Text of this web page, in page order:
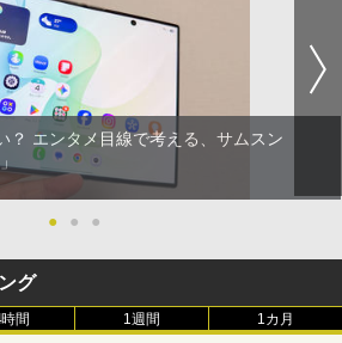
？ エンタメ目線で考える、サムスン
● ● ●
グ
間 1週間 1カ月